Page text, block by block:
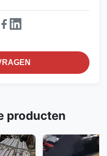
producten